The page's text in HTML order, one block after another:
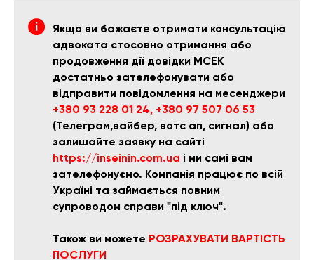
Якщо ви бажаєте отримати консультацію
адвоката стосовно отримання або
продовження дії довідки МСЕК
достатньо зателефонувати або
відправити повідомлення на месенджери
+380 93 228 01 24, +380 97 507 06 53
(Телеграм,вайбер, вотс ап, сигнал) або
залишайте заявку на сайті
https://inseinin.com.ua і ми самі вам
зателефонуємо. Компанія працює по всій
Україні та займається повним
супроводом справи "під ключ".
Також ви можете РОЗРАХУВАТИ ВАРТІСТЬ
ПОСЛУГИ